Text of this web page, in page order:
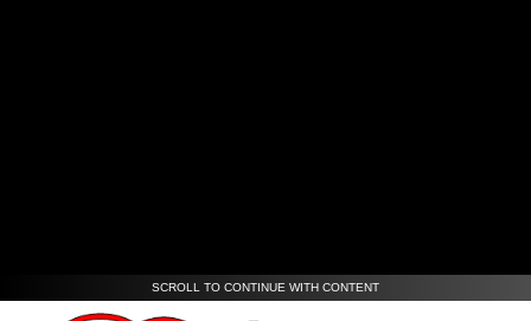
SCROLL TO CONTINUE WITH CONTENT